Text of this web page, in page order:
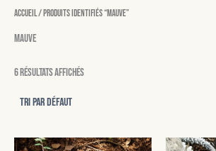
Accueil/ Produits identifiés “Mauve”
Mauve
6 résultats affichés